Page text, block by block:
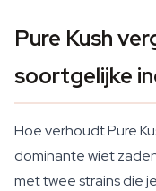
Pure Kush
soortgelijke
Hoe verhoudt Pure
dominante wiet
met twee strains die